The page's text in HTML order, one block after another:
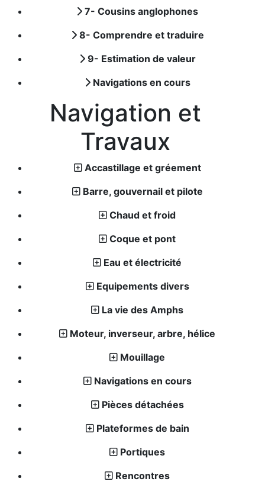
7- Cousins anglophones
8- Comprendre et traduire
9- Estimation de valeur
Navigations en cours
Navigation et
Travaux
Accastillage et gréement
Barre, gouvernail et pilote
Chaud et froid
Coque et pont
Eau et électricité
Equipements divers
La vie des Amphs
Moteur, inverseur, arbre, hélice
Mouillage
Navigations en cours
Pièces détachées
Plateformes de bain
Portiques
Rencontres